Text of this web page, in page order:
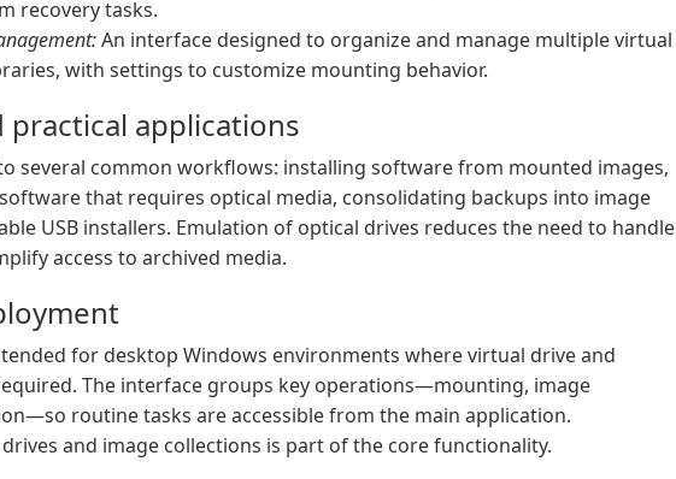
recovery tasks.
An interface designed to organize and manage multiple virtual
with settings to customize mounting behavior.
practical applications
several common workflows: installing software from mounted images,
that requires optical media, consolidating backups into image
USB installers. Emulation of optical drives reduces the need to handle
access to archived media.
for desktop Windows environments where virtual drive and
The interface groups key operations—mounting, image
routine tasks are accessible from the main application.
and image collections is part of the core functionality.